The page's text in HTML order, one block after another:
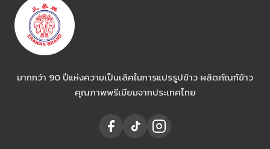
มากกว่า 90 ปีแห่งความเป็นเลิศในการแปรรูปข้าว ผลิตภัณฑ์ข้าว
คุณภาพพรีเมียมจากประเทศไทย